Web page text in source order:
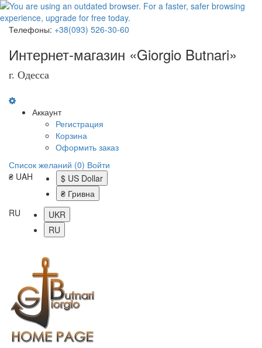
Телефоны: +38(093) 526-30-60
Интернет-магазин «Giorgio Butnari»
г. Одесса
Аккаунт
Регистрация
Корзина
Оформить заказ
Список желаний (0) Войти
₴ UAH
$ US Dollar
₴ Гривна
RU
UKR
RU